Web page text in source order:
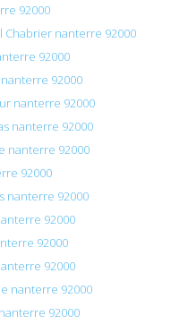
92000
Chabrier nanterre 92000
92000
92000
nanterre 92000
nanterre 92000
nanterre 92000
92000
nanterre 92000
92000
92000
92000
nanterre 92000
92000